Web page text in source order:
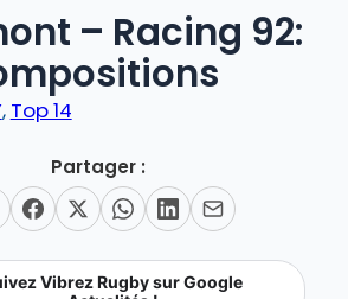
– Racing 92:
, Top 14
Partager :
Vibrez Rugby sur Google